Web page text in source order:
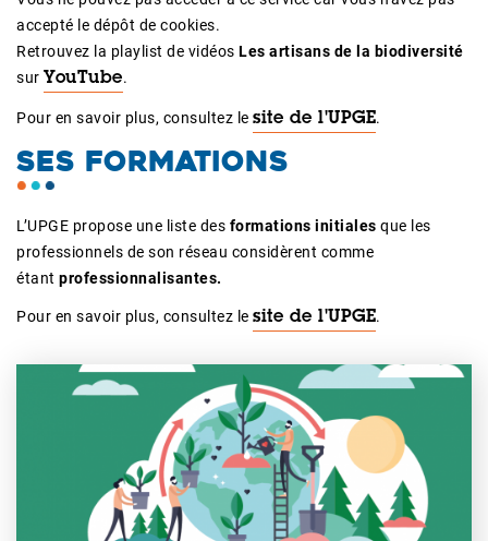
accepté le dépôt de cookies.
Retrouvez la playlist de vidéos Les artisans de la biodiversité
sur YouTube.
Pour en savoir plus, consultez le site de l'UPGE.
SES FORMATIONS
L’UPGE propose une liste des formations initiales que les
professionnels de son réseau considèrent comme
étant professionnalisantes.
Pour en savoir plus, consultez le site de l'UPGE.